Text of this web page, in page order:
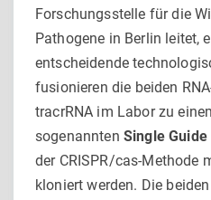
Forschungsstelle für die
Pathogene in Berlin leitet,
entscheidende
fusionieren die beiden
tracrRNA im Labor zu
sogenannten Single Guide
der CRISPR/cas-Methode
kloniert werden. Die